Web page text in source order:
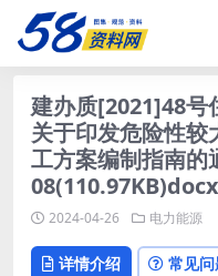
建办质[2021]48号
关于印发危险性较
工方案编制指南的
08(110.97KB)docx
2024-04-26 电力能源
详情介绍 常见问